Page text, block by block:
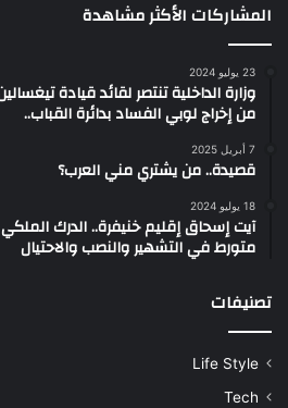
المشاركات الأكثر مشاهدة
23 يوليو 2024
وزارة الداخلية تنتصر لقائد قيادة
من إخراج لوبي الفساد بدائرة القباب..
7 أبريل 2025
قصيدة.. من يشتري مني العرب؟
18 يوليو 2024
آيت إسحاق إقليم خنيفرة.. الدرك
متورط في التشهير والنصب والاحتيال
تصنيفات
Life Style
Tech